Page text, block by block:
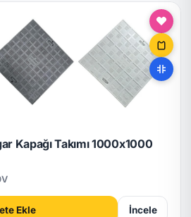
Kapağı Takımı 1000x1000
Ekle İncele